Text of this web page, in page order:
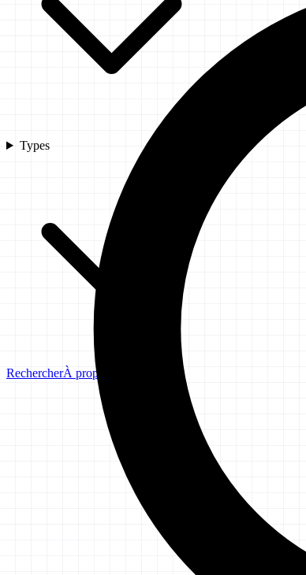
Types
RechercherÀ propos